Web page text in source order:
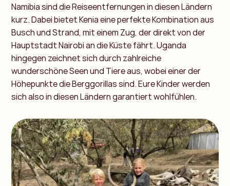
Namibia sind die Reiseentfernungen in diesen Ländern
kurz. Dabei bietet Kenia eine perfekte Kombination aus
Busch und Strand, mit einem Zug, der direkt von der
Hauptstadt Nairobi an die Küste fährt. Uganda
hingegen zeichnet sich durch zahlreiche
wunderschöne Seen und Tiere aus, wobei einer der
Höhepunkte die Berggorillas sind. Eure Kinder werden
sich also in diesen Ländern garantiert wohlfühlen.